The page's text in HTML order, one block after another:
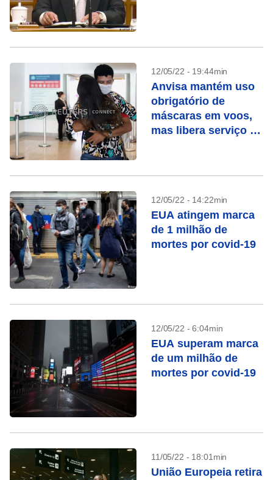
12/05/22 - 19:44min
Anvisa mantém uso
obrigatório de
máscaras em voos,
mas libera serviço de
12/05/22 - 14:22min
EUA atingem marca
de 1 milhão de
mortes por covid-19
12/05/22 - 6:04min
EUA superam marca
de um milhão de
mortes por covid-19
11/05/22 - 18:01min
União Europeia retira